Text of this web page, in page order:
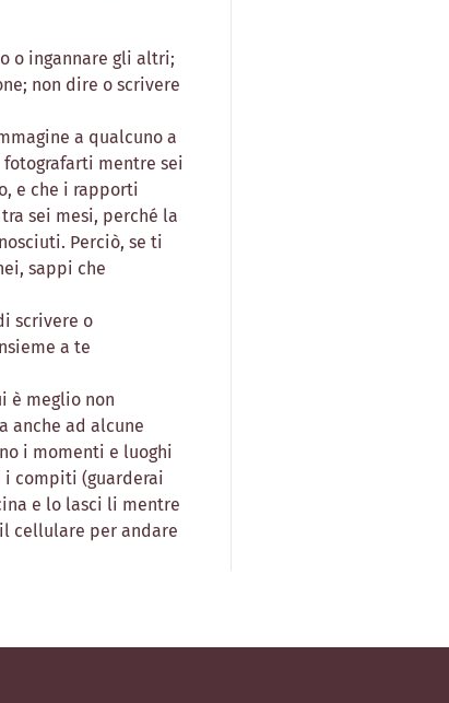
o ingannare gli altri;
non dire o scrivere
a qualcuno a
mentre sei
e che i rapporti
sei mesi, perché la
Perciò, se ti
sappi che
scrivere o
a te
è meglio non
anche ad alcune
i momenti e luoghi
compiti (guarderai
e lo lasci li mentre
cellulare per andare